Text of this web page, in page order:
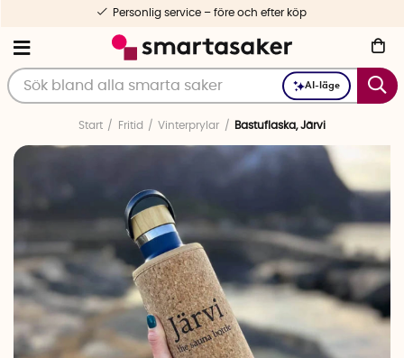
AI-läge
Personlig service – före och efter köp
Start Fritid Vinterprylar Bastuflaska, Järvi